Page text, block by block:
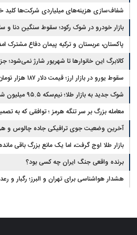
شفاف‌سازی هزینه‌های میلیاردی شرکت‌ها کلید
بورس
بازار خودرو در شوک رکود؛ سقوط سنگین دنا و
پاکستان، عربستان و ترکیه پیمان دفاع مشترک
سایه پیمان جدید منطقه‌ای
کالابرگ این خانوارها تا شهریور شارژ نمی‌شود؛
سقوط یورو در بازار ارز؛ قیمت دلار ۱۸۷ هزار تومان شد
شوک جدید به بازار طلا؛ نیم‌سکه ۹۵.۵ میلیون شد+جدول
معامله بزرگ بر سر تنگه هرمز ؛ توافقی که به
آخرین وضعیت جوی ترافیکی جاده چالوس و
بازار طلا اوج گرفت، اما یک مانع بزرگ باقی
برنده واقعی جنگ ایران چه کسی بود؟
هشدار هواشناسی برای تهران و البرز؛ رگبار و